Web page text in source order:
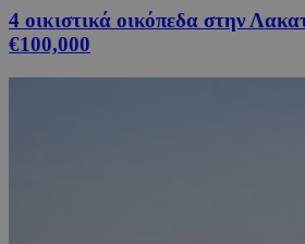
4 οικιστικά οικόπεδα στην
€100,000